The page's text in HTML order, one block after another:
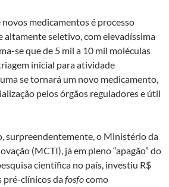
medicamentos é processo
altamente seletivo, com elevadíssima
se que de 5 mil a 10 mil moléculas
inicial para atividade
se tornará um novo medicamento,
pelos órgãos reguladores e útil
surpreendentemente, o Ministério da
(MCTI), já em pleno “apagão” do
científica no país, investiu R$
pré-clínicos dafosfocomo